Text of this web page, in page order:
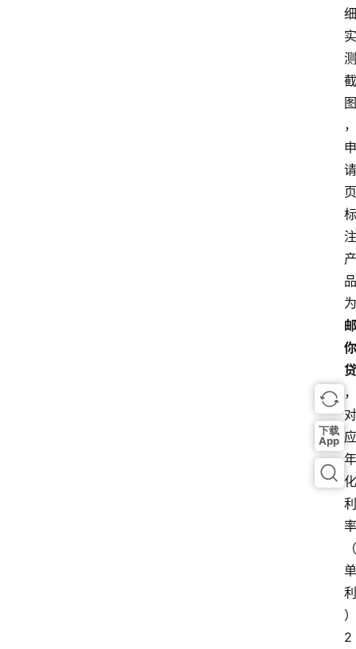
细
实
测
截
图
，
申
请
页
标
注
产
品
为
邮
你
贷
，
对
应
年
化
利
率
（
单
利
）
2
下载
App